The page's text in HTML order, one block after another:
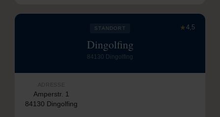
★4,5
STANDORT
Dingolfing
84130 Dingolfing
ADRESSE
Amperstr. 1
84130 Dingolfing